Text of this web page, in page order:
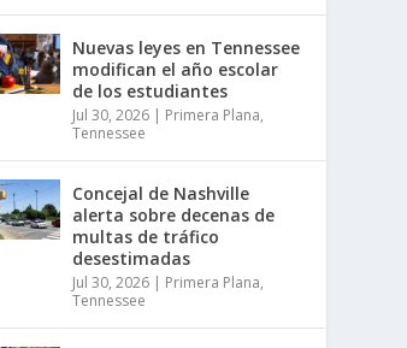
Nuevas leyes en Tennessee
modifican el año escolar
de los estudiantes
Jul 30, 2026 Primera Plana,
Tennessee
Concejal de Nashville
alerta sobre decenas de
multas de tráfico
desestimadas
Jul 30, 2026 Primera Plana,
Tennessee